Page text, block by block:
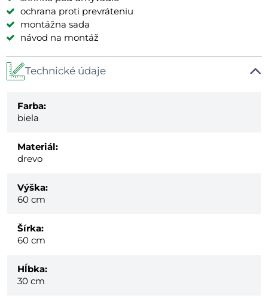
ochrana proti prevráteniu
montážna sada
návod na montáž
Technické údaje
Farba:
biela
Materiál:
drevo
Výška:
60 cm
Šírka:
60 cm
Hĺbka:
30 cm